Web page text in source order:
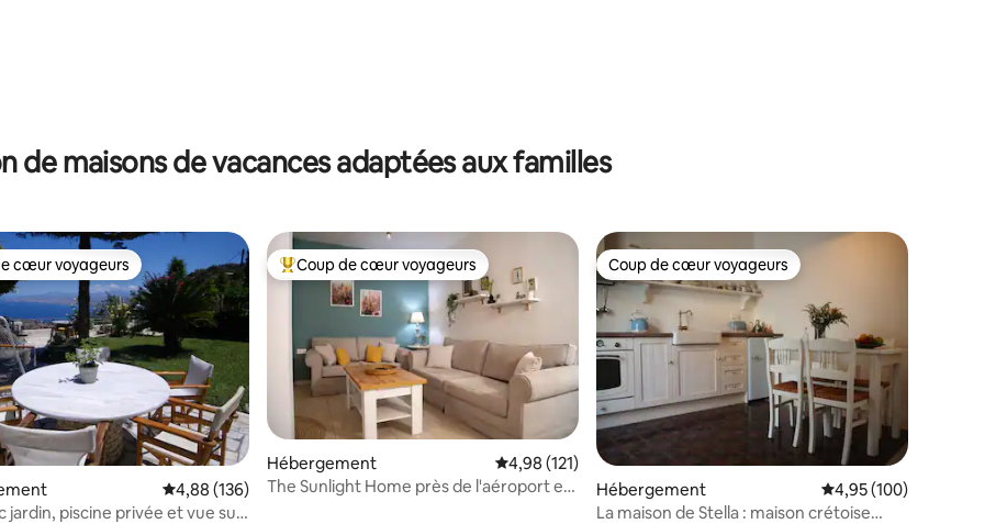
la base de 232 commentaires : 4,87 sur 5
de maisons de vacances adaptées aux familles
la base de 154 commentaires : 4,92 sur 5
cœur voyageurs
cœur voyageurs
Évaluation moyenne sur la base de 136 commentaires : 4,88 sur 5
4,88 (136)
jardin, piscine privée et vue sur
Coups de cœur voyageurs les plus appréciés
Coup de cœur voyageurs
Hébergement Évaluation moyenne sur la base de 121 commentaires : 4,98 sur 5
4,98 (121)
The Sunlight Home près de l'aéroport et
Coup de cœur voyageurs
Coup de cœur voyageurs
Hébergement Évaluation moyenne
4,95 (100)
La maison de Stella : maison crétoise